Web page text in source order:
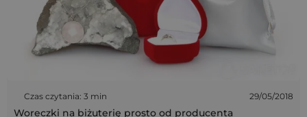
Czas czytania: 3 min 29/05/2018
Woreczki na biżuterię prosto od producenta